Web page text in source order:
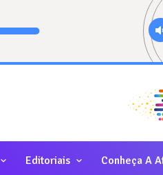
Editoriais Conheça A